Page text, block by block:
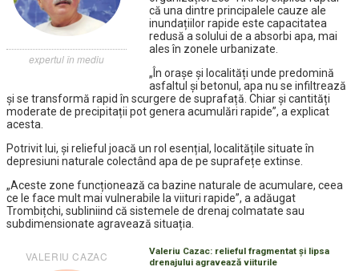
expertul în mediu
că una dintre principalele cauze ale
inundațiilor rapide este capacitatea
redusă a solului de a absorbi apa, mai
ales în zonele urbanizate.
„În orașe și localități unde predomină
asfaltul și betonul, apa nu se infiltrează
și se transformă rapid în scurgere de suprafață. Chiar și cantități
moderate de precipitații pot genera acumulări rapide”, a explicat
acesta.
Potrivit lui, și relieful joacă un rol esențial, localitățile situate în
depresiuni naturale colectând apa de pe suprafețe extinse.
„Aceste zone funcționează ca bazine naturale de acumulare, ceea
ce le face mult mai vulnerabile la viituri rapide”, a adăugat
Trombițchi, subliniind că sistemele de drenaj colmatate sau
subdimensionate agravează situația.
VALERIU CAZAC
Valeriu Cazac: relieful fragmentat și lipsa
drenajului agravează viiturile